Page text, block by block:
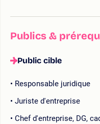
Publics &
Public cible
Responsable juridique
Juriste d'entreprise
Chef d'entreprise, DG,